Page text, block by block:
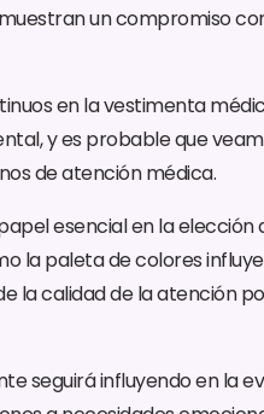
un compromiso
en la vestimenta
y es probable que
de atención médica.
esencial en la elección
la paleta de colores
la calidad de la atención
seguirá influyendo en la